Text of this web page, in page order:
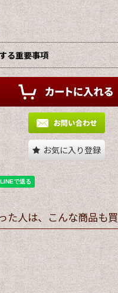
る重要事項
お気に入り登録
た人は、こんな商品も